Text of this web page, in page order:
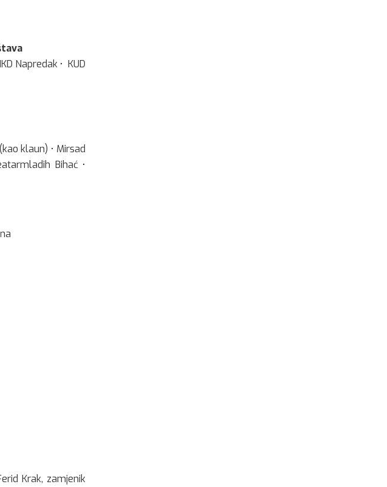
Napredak • KUD
klaun) • Mirsad
Bihać •
Krak, zamjenik